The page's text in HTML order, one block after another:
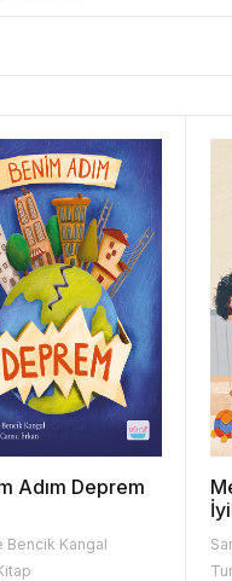
Adım Deprem
Bencik Kangal